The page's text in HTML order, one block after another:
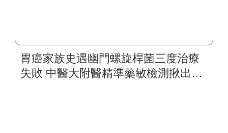
胃癌家族史遇幽門螺旋桿菌三度治療
失敗 中醫大附醫精準藥敏檢測揪出抗